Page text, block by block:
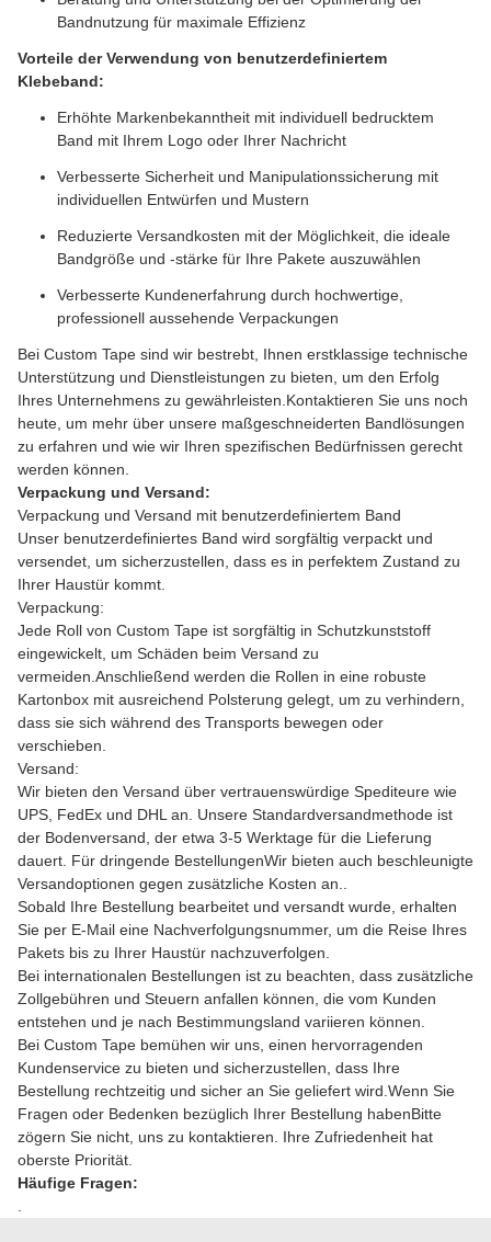
Bandnutzung für maximale Effizienz
Vorteile der Verwendung von benutzerdefiniertem
Klebeband:
Erhöhte Markenbekanntheit mit individuell bedrucktem
Band mit Ihrem Logo oder Ihrer Nachricht
Verbesserte Sicherheit und Manipulationssicherung mit
individuellen Entwürfen und Mustern
Reduzierte Versandkosten mit der Möglichkeit, die ideale
Bandgröße und -stärke für Ihre Pakete auszuwählen
Verbesserte Kundenerfahrung durch hochwertige,
professionell aussehende Verpackungen
Bei Custom Tape sind wir bestrebt, Ihnen erstklassige technische
Unterstützung und Dienstleistungen zu bieten, um den Erfolg
Ihres Unternehmens zu gewährleisten.Kontaktieren Sie uns noch
heute, um mehr über unsere maßgeschneiderten Bandlösungen
zu erfahren und wie wir Ihren spezifischen Bedürfnissen gerecht
werden können.
Verpackung und Versand:
Verpackung und Versand mit benutzerdefiniertem Band
Unser benutzerdefiniertes Band wird sorgfältig verpackt und
versendet, um sicherzustellen, dass es in perfektem Zustand zu
Ihrer Haustür kommt.
Verpackung:
Jede Roll von Custom Tape ist sorgfältig in Schutzkunststoff
eingewickelt, um Schäden beim Versand zu
vermeiden.Anschließend werden die Rollen in eine robuste
Kartonbox mit ausreichend Polsterung gelegt, um zu verhindern,
dass sie sich während des Transports bewegen oder
verschieben.
Versand:
Wir bieten den Versand über vertrauenswürdige Spediteure wie
UPS, FedEx und DHL an. Unsere Standardversandmethode ist
der Bodenversand, der etwa 3-5 Werktage für die Lieferung
dauert. Für dringende BestellungenWir bieten auch beschleunigte
Versandoptionen gegen zusätzliche Kosten an..
Sobald Ihre Bestellung bearbeitet und versandt wurde, erhalten
Sie per E-Mail eine Nachverfolgungsnummer, um die Reise Ihres
Pakets bis zu Ihrer Haustür nachzuverfolgen.
Bei internationalen Bestellungen ist zu beachten, dass zusätzliche
Zollgebühren und Steuern anfallen können, die vom Kunden
entstehen und je nach Bestimmungsland variieren können.
Bei Custom Tape bemühen wir uns, einen hervorragenden
Kundenservice zu bieten und sicherzustellen, dass Ihre
Bestellung rechtzeitig und sicher an Sie geliefert wird.Wenn Sie
Fragen oder Bedenken bezüglich Ihrer Bestellung habenBitte
zögern Sie nicht, uns zu kontaktieren. Ihre Zufriedenheit hat
oberste Priorität.
Häufige Fragen: